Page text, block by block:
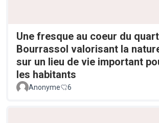
Une fresque au coeur du
Bourrassol valorisant la
sur un lieu de vie important
les habitants
Anonyme 6